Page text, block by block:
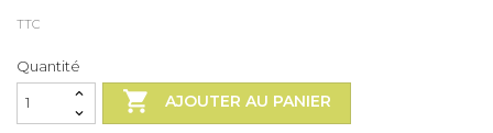
TTC
Quantité
 AJOUTER AU PANIER